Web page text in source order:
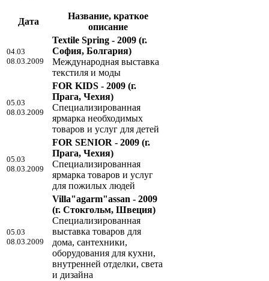
Дата
Название, краткое
описание
04.03
08.03.2009
Textile Spring - 2009 (г.
София, Болгария)
Международная выставка
текстиля и моды
05.03
08.03.2009
FOR KIDS - 2009 (г.
Прага, Чехия)
Специализированная
ярмарка необходимых
товаров и услуг для детей
05.03
08.03.2009
FOR SENIOR - 2009 (г.
Прага, Чехия)
Специализированная
ярмарка товаров и услуг
для пожилых людей
05.03
08.03.2009
Villa"agarm"assan - 2009
(г. Стокгольм, Швеция)
Специализированная
выставка товаров для
дома, сантехники,
оборудования для кухни,
внутренней отделки, света
и дизайна